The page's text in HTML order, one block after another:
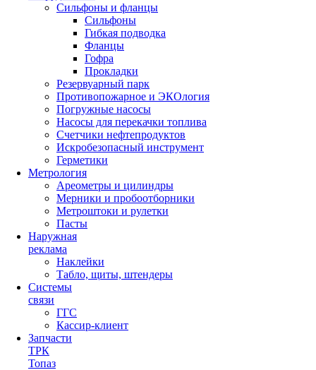
Сильфоны и фланцы
Сильфоны
Гибкая подводка
Фланцы
Гофра
Прокладки
Резервуарный парк
Противопожарное и ЭКОлогия
Погружные насосы
Насосы для перекачки топлива
Счетчики нефтепродуктов
Искробезопасный инструмент
Герметики
Метрология
Ареометры и цилиндры
Мерники и пробоотборники
Метроштоки и рулетки
Пасты
Наружная
реклама
Наклейки
Табло, щиты, штендеры
Системы
связи
ГГС
Кассир-клиент
Запчасти
ТРК
Топаз